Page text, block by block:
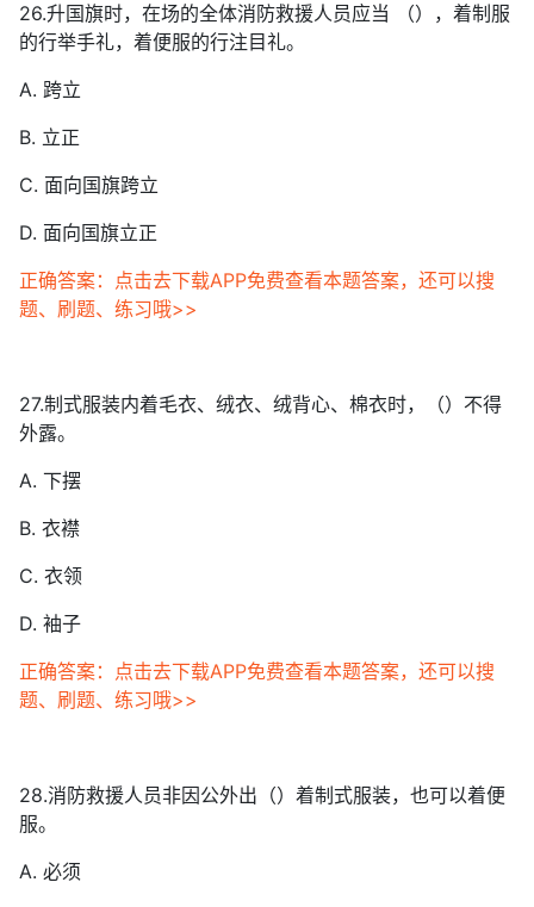
26.升国旗时，在场的全体消防救援人员应当 （），着制服
的行举手礼，着便服的行注目礼。
A. 跨立
B. 立正
C. 面向国旗跨立
D. 面向国旗立正
正确答案：点击去下载APP免费查看本题答案，还可以搜
题、刷题、练习哦>>
27.制式服装内着毛衣、绒衣、绒背心、棉衣时，（）不得
外露。
A. 下摆
B. 衣襟
C. 衣领
D. 袖子
正确答案：点击去下载APP免费查看本题答案，还可以搜
题、刷题、练习哦>>
28.消防救援人员非因公外出（）着制式服装，也可以着便
服。
A. 必须